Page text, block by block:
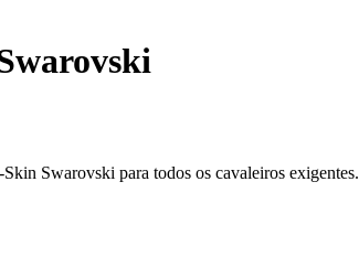
Swarovski para todos os cavaleiros exigentes.